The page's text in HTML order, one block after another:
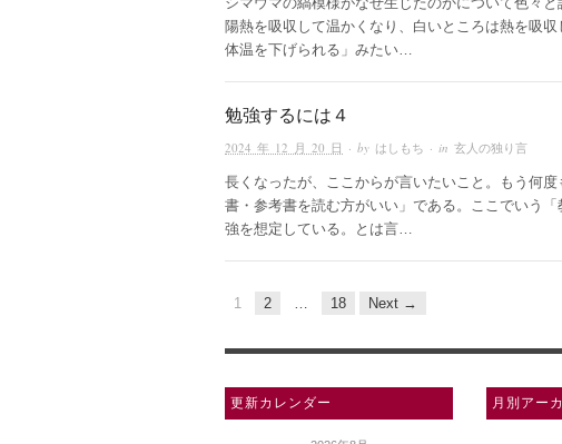
陽熱を吸収して温かくなり、白いところは熱を吸
体温を下げられる」みたい…
勉強するには４
2024 年 12 月 20 日 · by はしもち · in 玄人の独り言
長くなったが、ここからが言いたいこと。もう何
書・参考書を読む方がいい」である。ここでいう
強を想定している。とは言…
1 2 18 Next →
更新カレンダー 月別アー